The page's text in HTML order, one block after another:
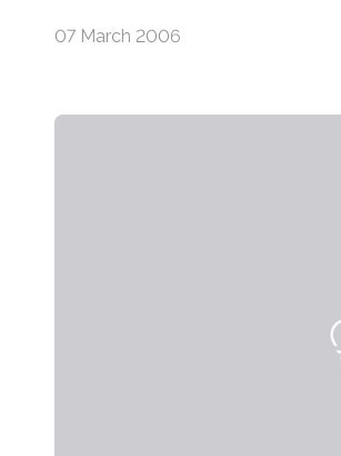
07 March 2006